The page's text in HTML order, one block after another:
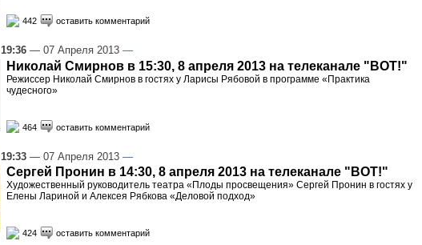
442 оставить комментарий
19:36 — 07 Апреля 2013 —
Николай Смирнов в 15:30, 8 апреля 2013 на телеканале "ВОТ!"
Режиссер Николай Смирнов в гостях у Ларисы Рябовой в программе «Практика
чудесного»
464 оставить комментарий
19:33 — 07 Апреля 2013 —
Сергей Пронин в 14:30, 8 апреля 2013 на телеканале "ВОТ!"
Художественный руководитель театра «Плоды просвещения» Сергей Пронин в гостях у
Елены Лариной и Алексея Рябкова «Деловой подход»
424 оставить комментарий